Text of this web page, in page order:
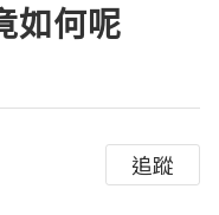
如何呢
追蹤